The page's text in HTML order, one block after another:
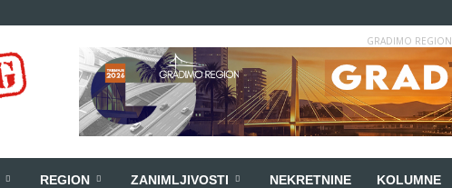
GRADIMO REGION
REGION ZANIMLJIVOSTI NEKRETNINE KOLUMNE